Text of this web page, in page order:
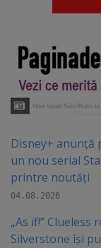
Disney+ anunță
un nou serial
printre noutăți
04.08.2026
„As if!” Clueless
Silverstone își